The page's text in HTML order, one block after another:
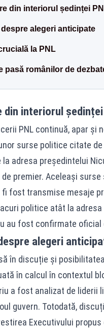
din interiorul ședinței
alegeri anticipate
la PNL
pasă românilor de
din interiorul ședinței
PNL continuă, apar
surse politice citate
adresa președintelui
premier. Aceleași
fost transmise mesaje
politice atât la
au fost confirmate oficial
alegeri
în discuție și
în calcul în contextul
a fost analizat de liderii
guvern. Totodată,
Executivului